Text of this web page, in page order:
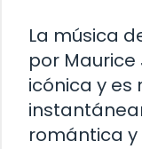
La música
por
icónica y es
romántica